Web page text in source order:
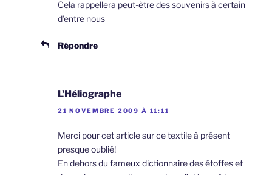
Cela rappellera peut-être des souvenirs à certain
d’entre nous
Répondre
L'Héliographe
21 NOVEMBRE 2009 À 11:11
Merci pour cet article sur ce textile à présent
presque oublié!
En dehors du fameux dictionnaire des étoffes et